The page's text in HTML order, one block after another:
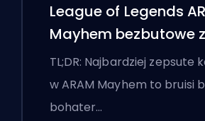
League of Legends
Mayhem bezbutowe
TL;DR: Najbardziej zepsute
w ARAM Mayhem to bruisi
bohater…